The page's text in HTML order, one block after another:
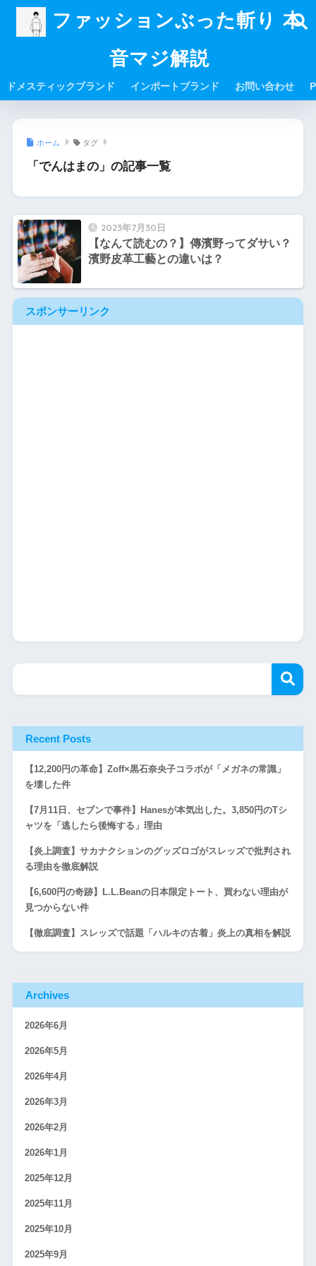
ファッションぶった斬り 本
音マジ解説
ドメスティックブランド インポートブランド お問い合わせ
ホーム タグ
「でんはまの」の記事一覧
2023年7月30日
【なんて読むの？】傳濱野ってダサい？
濱野皮革工藝との違いは？
スポンサーリンク
Recent Posts
【12,200円の革命】Zoff×黒石奈央子コラボが「メガネの常識」
を壊した件
【7月11日、セブンで事件】Hanesが本気出した。3,850円のTシ
ャツを「逃したら後悔する」理由
【炎上調査】サカナクションのグッズロゴがスレッズで批判され
る理由を徹底解説
【6,600円の奇跡】L.L.Beanの日本限定トート、買わない理由が
見つからない件
【徹底調査】スレッズで話題「ハルキの古着」炎上の真相を解説
Archives
2026年6月
2026年5月
2026年4月
2026年3月
2026年2月
2026年1月
2025年12月
2025年11月
2025年10月
2025年9月